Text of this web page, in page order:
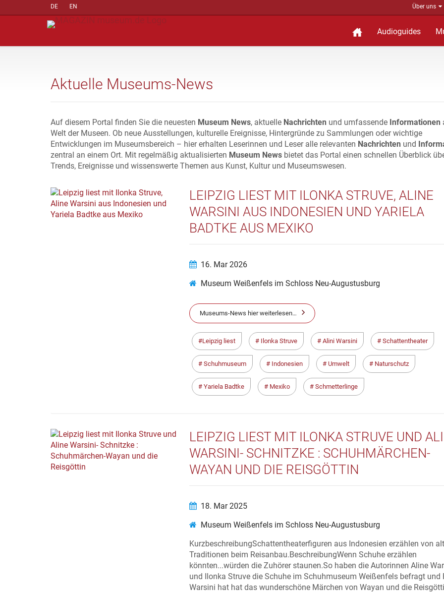
DE EN Über uns
Audioguides
Aktuelle Museums-News
Auf diesem Portal finden Sie die neuesten Museum News, aktuelle Nachrichten und umfassende Informationen
Welt der Museen. Ob neue Ausstellungen, kulturelle Ereignisse, Hintergründe zu Sammlungen oder wichtige
Entwicklungen im Museumsbereich – hier erhalten Leserinnen und Leser alle relevanten Nachrichten und
zentral an einem Ort. Mit regelmäßig aktualisierten Museum News bietet das Portal einen schnellen Überblick
Trends, Ereignisse und wissenswerte Themen aus Kunst, Kultur und Museumswesen.
LEIPZIG LIEST MIT ILONKA STRUVE, ALINE
WARSINI AUS INDONESIEN UND YARIELA
BADTKE AUS MEXIKO
16. Mar 2026
Museum Weißenfels im Schloss Neu-Augustusburg
Museums-News hier weiterlesen…
Leipzig liest Ilonka Struve Alini Warsini Schattentheater
Schuhmuseum Indonesien Umwelt Naturschutz
Yariela Badtke Mexiko Schmetterlinge
LEIPZIG LIEST MIT ILONKA STRUVE UND
WARSINI- SCHNITZKE : SCHUHMÄRCHEN-
WAYAN UND DIE REISGÖTTIN
18. Mar 2025
Museum Weißenfels im Schloss Neu-Augustusburg
KurzbeschreibungSchattentheaterfiguren aus Indonesien erzählen von
Traditionen beim Reisanbau.BeschreibungWenn Schuhe erzählen
könnten...würden die Zuhörer staunen.So haben die Autorinnen Aline
und Ilonka Struve die Schuhe im Schuhmuseum Weißenfels befragt und
Warsini hat hat das wunderschöne Märchen von Wayan und die